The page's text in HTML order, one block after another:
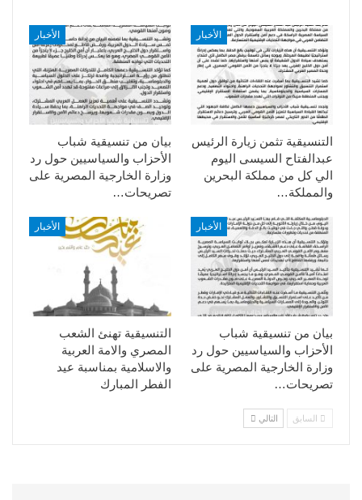
الأخبار
بيان من تنسيقية شباب
الأحزاب والسياسيين حول رد
وزارة الخارجية المصرية على
تصريحات…
الأخبار
التنسيقية تثمن زيارة الرئيس
عبدالفتاح السيسى اليوم
الي كل من مملكة البحرين
والمملكة…
الأخبار
التنسيقية تهنئ الشعب
المصري والامة العربية
والاسلامية بمناسبة عيد
الفطر المبارك
الأخبار
بيان من تنسيقية شباب
الأحزاب والسياسيين حول رد
وزارة الخارجية المصرية على
تصريحات…
السابق التالي